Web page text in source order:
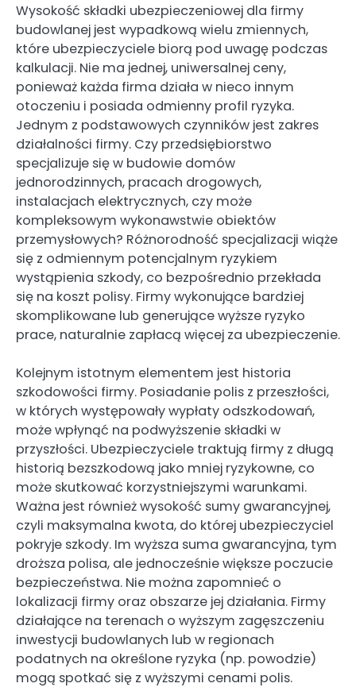
Wysokość składki ubezpieczeniowej dla firmy
budowlanej jest wypadkową wielu zmiennych,
które ubezpieczyciele biorą pod uwagę podczas
kalkulacji. Nie ma jednej, uniwersalnej ceny,
ponieważ każda firma działa w nieco innym
otoczeniu i posiada odmienny profil ryzyka.
Jednym z podstawowych czynników jest zakres
działalności firmy. Czy przedsiębiorstwo
specjalizuje się w budowie domów
jednorodzinnych, pracach drogowych,
instalacjach elektrycznych, czy może
kompleksowym wykonawstwie obiektów
przemysłowych? Różnorodność specjalizacji wiąże
się z odmiennym potencjalnym ryzykiem
wystąpienia szkody, co bezpośrednio przekłada
się na koszt polisy. Firmy wykonujące bardziej
skomplikowane lub generujące wyższe ryzyko
prace, naturalnie zapłacą więcej za ubezpieczenie.
Kolejnym istotnym elementem jest historia
szkodowości firmy. Posiadanie polis z przeszłości,
w których występowały wypłaty odszkodowań,
może wpłynąć na podwyższenie składki w
przyszłości. Ubezpieczyciele traktują firmy z długą
historią bezszkodową jako mniej ryzykowne, co
może skutkować korzystniejszymi warunkami.
Ważna jest również wysokość sumy gwarancyjnej,
czyli maksymalna kwota, do której ubezpieczyciel
pokryje szkody. Im wyższa suma gwarancyjna, tym
droższa polisa, ale jednocześnie większe poczucie
bezpieczeństwa. Nie można zapomnieć o
lokalizacji firmy oraz obszarze jej działania. Firmy
działające na terenach o wyższym zagęszczeniu
inwestycji budowlanych lub w regionach
podatnych na określone ryzyka (np. powodzie)
mogą spotkać się z wyższymi cenami polis.